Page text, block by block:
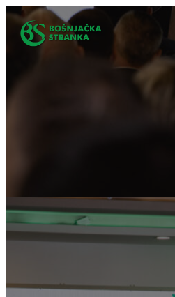
Idi
sadržaj